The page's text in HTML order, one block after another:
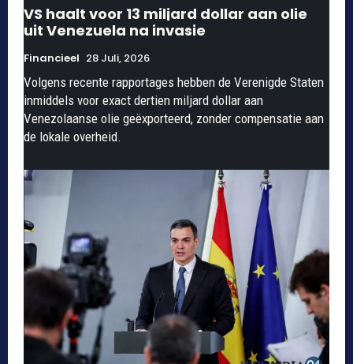
VS haalt voor 13 miljard dollar aan olie
uit Venezuela na invasie
Financieel 28 Juli, 2026
Volgens recente rapportages hebben de Verenigde Staten
inmiddels voor exact dertien miljard dollar aan
Venezolaanse olie geëxporteerd, zonder compensatie aan
de lokale overheid.